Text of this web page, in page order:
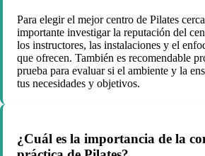
Para elegir el mejor centro de Pilates
importante investigar la reputación del
los instructores, las instalaciones y el
que ofrecen. También es recomendable
prueba para evaluar si el ambiente y la
tus necesidades y objetivos.
¿Cuál es la importancia de la